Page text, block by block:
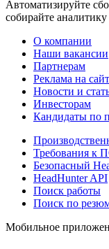
Автоматизируйте
собирайте
О компании
Наши вакансии
Партнерам
Реклама на
Новости и
Инвесторам
Кандидаты по
Требования к
Безопасный
HeadHunter API
Поиск работы
Поиск по
Мобильное